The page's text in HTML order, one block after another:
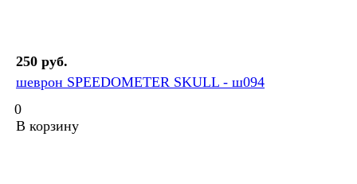
250 руб.
шеврон SPEEDOMETER SKULL - ш094
0
В корзину